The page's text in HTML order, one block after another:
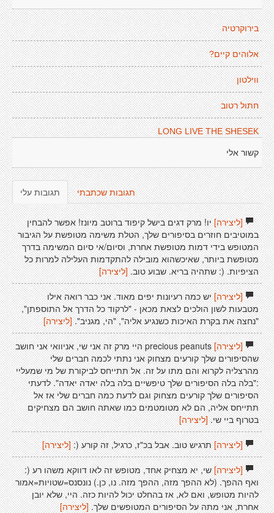
בירוקרטיה
אלוהים קיים?
ווילטון
חתול רטוב
LONG LIVE THE SHESEK
קשור אלי
תגובות עלי תגובות שכתבתי
[ליצירה]יו! מרק דגים בישל קיפוד ברוטב מיונז! אפשר להבחין
במוטיבים חוזרים בסיפורים שלך, הטלת משימה מטופשת על הגיבור
המטופש בידי דמות מטופשת אחרת, וסיום/אי סיום המשימה בדרך
מטופשת ביותר, שאיכשהוא מובילה להתקדמות העלילה למרות כל
הציפיות. (: שתהיה בריא. שבוע טוב.[ליצירה]
[ליצירה]יש כמה רעיונות יפים מאוד. אני כבר רואה אילו
מטבעות לשון הולכים לצאת מכאן - "לרקוד כל הדרך אל התוספתן",
"נחצה את בקרת האיכות כשנגיע אליה", "הי, מגניב". [ליצירה]
[ליצירה]
precious peanuts היי מרק זה אני שי, אניוואי אני חושב
שהסיפורים שלך קורעים מצחוק אני נתתי לכמה חברים שלי
מהרצליה לקרוא והם מתו על זה. אל תתייחס לביקורת של מי שמעליי
:"בלה בלה הסיפורים שלך טיפשיים בלה בלה יאדה יאדה". לדעתי
הסיפורים שלך קורעים מצחוק וגם לדעת כמה חברים שלי אז אל
תתייחס אליה, הם לא מטומטמים כמו שאתה חושב הם מצחיקים
בטרוף ביי שי. [ליצירה]
[ליצירה]תרגיש טוב. אבל בכ"ז, כרגיל, זה קורע (: [ליצירה]
[ליצירה]שי, יא מצחיק אחד, מטופש זה לאו דווקא משהו רע (:
ואף ההפך. (לא ההפך מזה, ההפך מזה. נו, כן.) נונסנס=שטויות=אמור
להיות מטופש, ואם לא, אז בהחלט יכול להיות כזה. היי, שלא יובן
אחרת, אני מתה על הסיפורים המטופשים שלך. [ליצירה]